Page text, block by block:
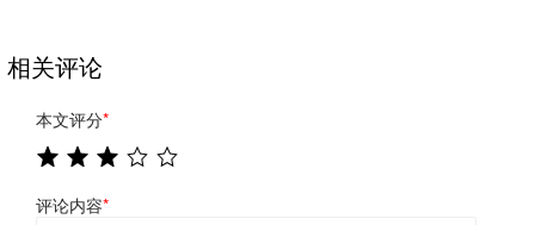
相关评论
本文评分*
评论内容*